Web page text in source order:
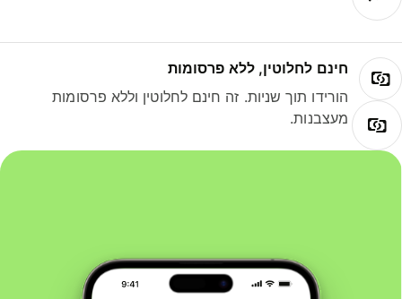
חינם לחלוטין, ללא פרסומות
הורידו תוך שניות. זה חינם לחלוטין וללא פרסומות
מעצבנות.